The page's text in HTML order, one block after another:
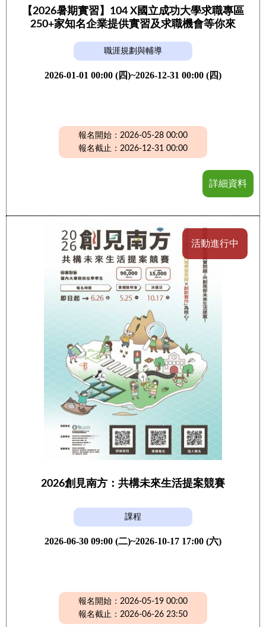
【2026暑期實習】104 X國立成功大學求職專區
250+家知名企業提供實習及求職機會等你來
職涯規劃與輔導
2026-01-01 00:00 (四)~2026-12-31 00:00 (四)
報名開始：2026-05-28 00:00
報名截止：2026-12-31 00:00
詳細資料
活動進行中
2026創見南方：共構未來生活提案競賽
課程
2026-06-30 09:00 (二)~2026-10-17 17:00 (六)
報名開始：2026-05-19 00:00
報名截止：2026-06-26 23:50